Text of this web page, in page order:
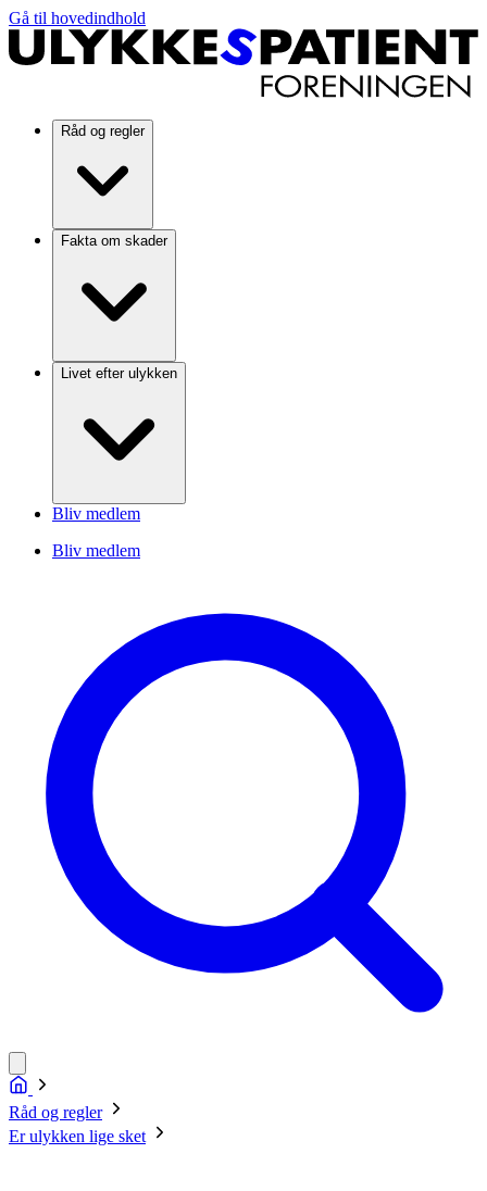
Gå til hovedindhold
Råd og regler
Fakta om skader
Livet efter ulykken
Bliv medlem
Bliv medlem
Råd og regler
Er ulykken lige sket